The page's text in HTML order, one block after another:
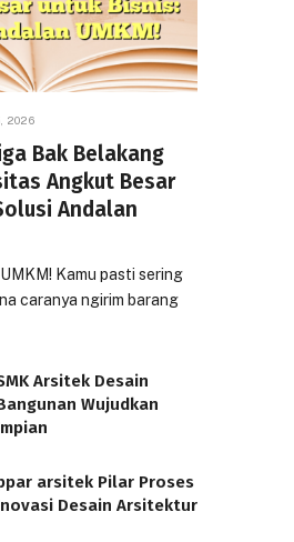
2026
Bak Belakang
Angkut Besar
Andalan
Kamu pasti sering
caranya ngirim barang
Arsitek Desain
Wujudkan
arsitek Pilar Proses
Desain Arsitektur